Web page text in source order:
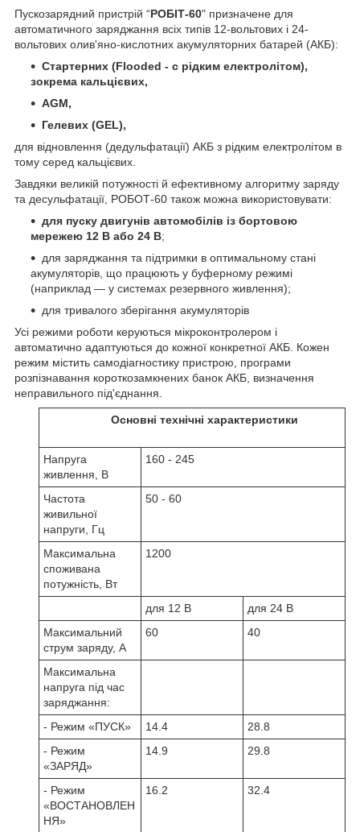
Пускозарядний пристрій “РОБІТ-60" призначене для
автоматичного заряджання всіх типів 12-вольтових і 24-
вольтових олив'яно-кислотних акумуляторних батарей (АКБ):
Стартерних (Flooded - с рідким електролітом),
зокрема кальцієвих,
AGM,
Гелевих (GEL),
для відновлення (дедульфатації) АКБ з рідким електролітом в
тому серед кальцієвих.
Завдяки великій потужності й ефективному алгоритму заряду
та десульфатації, РОБОТ-60 також можна використовувати:
для пуску двигунів автомобілів із бортовою
мережею 12 В або 24 В;
для заряджання та підтримки в оптимальному стані
акумуляторів, що працюють у буферному режимі
(наприклад — у системах резервного живлення);
для тривалого зберігання акумуляторів
Усі режими роботи керуються мікроконтролером і
автоматично адаптуються до кожної конкретної АКБ. Кожен
режим містить самодіагностику пристрою, програми
розпізнавання короткозамкнених банок АКБ, визначення
неправильного під'єднання.
Основні технічні характеристики
Напруга
живлення, В
160 - 245
Частота
живильної
напруги, Гц
50 - 60
Максимальна
споживана
потужність, Вт
1200
для 12 В
для 24 В
Максимальний
струм заряду, А
60 40
Максимальна
напруга під час
заряджання:
- Режим «ПУСК»
14.4
28.8
- Режим
«ЗАРЯД»
14.9 29.8
- Режим
«ВОСТАНОВЛЕН
НЯ»
16.2 32.4